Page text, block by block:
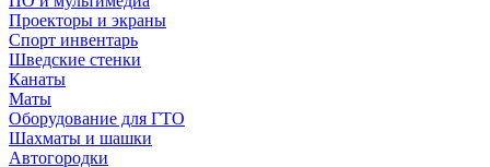
Проекторы и экраны
Спорт инвентарь
Шведские стенки
Канаты
Маты
Оборудование для ГТО
Шахматы и шашки
Автогородки